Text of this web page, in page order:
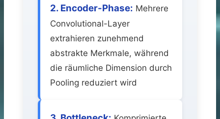
2. Encoder-Phase: Mehrere
Convolutional-Layer
extrahieren zunehmend
abstrakte Merkmale, während
die räumliche Dimension durch
Pooling reduziert wird